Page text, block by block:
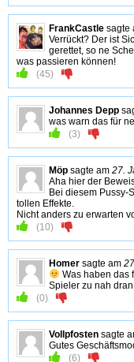
FrankCastle sagte
Verrückt? Der ist
gerettet, so ne
was passieren können!
(45)
Johannes Depp
was warn das für
(3)
Möp sagte am 27.
Aha hier der
Bei diesem Pussy-
tollen Effekte.
Nicht anders zu erwarten
(10)
Homer sagte am
Was haben das
Spieler zu nah
(0)
Vollpfosten sagte
Gutes
(6)